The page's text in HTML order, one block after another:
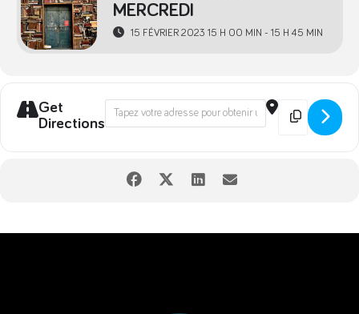
MERCREDI
15 FÉVRIER 2023 15 H 00 MIN - 15 H 45 MIN
Get
Directions
Address - Les Histoires du Mercredi |
Destination